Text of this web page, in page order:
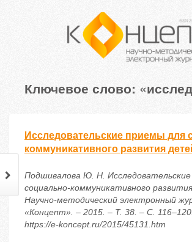
Ключевое слово:
Исследовательские приемы для
коммуникативного развития
Подшивалова Ю. Н.
социально-коммуникативного
Научно-методический электронный
«Концепт». – 2015. – Т. 38. – С.
https://e-koncept.ru/2015/45131.htm